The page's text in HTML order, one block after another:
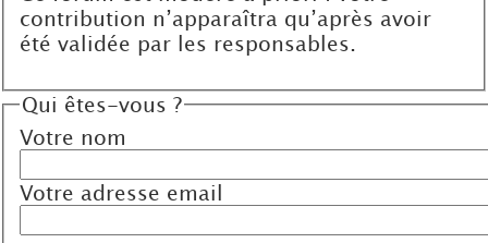
contribution n’apparaîtra qu’après avoir
été validée par les responsables.
Qui êtes-vous ?
Votre nom
Votre adresse email